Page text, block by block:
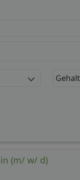
Gehalt
(m/ w/ d)